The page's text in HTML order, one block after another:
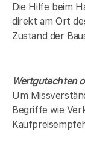
Die Hilfe beim
direkt am Ort
Zustand der
Wertgutachten
Um
Begriffe wie